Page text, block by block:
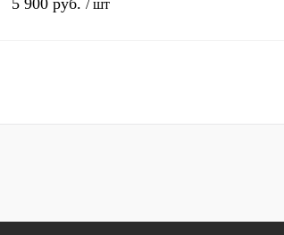
5 900 руб. / шт
Купить в 1 клик К сравнению